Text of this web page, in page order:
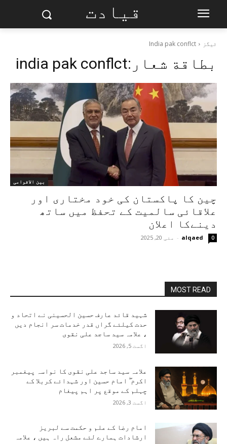
قیادت
ٹیگز India pak conflct
بطاقة شعار:india pak conflct
بین الاقوامی
چین کا پاکستان کی خود مختاری اور
علاقائی سالمیت کے تحفظ میں ساتھ
دینےکا اعلان
alqaed
- مئی 20, 2025 0
MOST READ
شہید قائد عارف حسین الحسینی نے اتحاد و
حدت کیلئے گراں قدر خدمات سر انجام دیں
، علامہ سید ساجد علی نقوی
اگست 5, 2026
علامہ سید ساجد علی نقوی کا نواسہ پیغمبر
اکرم ۖ امام حسین اور شہدائے کربلا کے
چہلم کے موقع پر اہم پیغام
اگست 3, 2026
امام رضا کے علم و حکمت سے لبریز
ارشادات ہمارے لئے مشعل راہ ہیں ، علامہ